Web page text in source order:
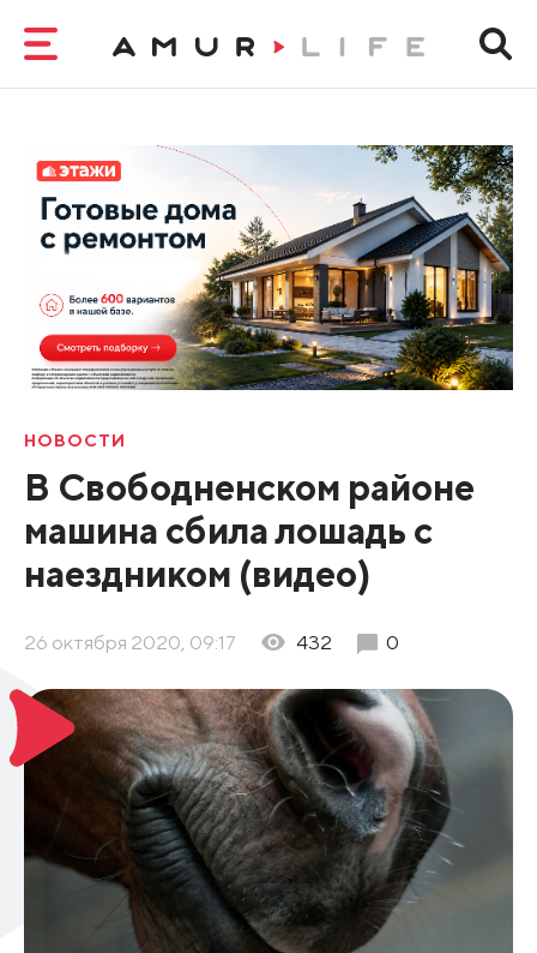
НОВОСТИ
В Свободненском районе
машина сбила лошадь с
наездником (видео)
26 октября 2020, 09:17 432 0